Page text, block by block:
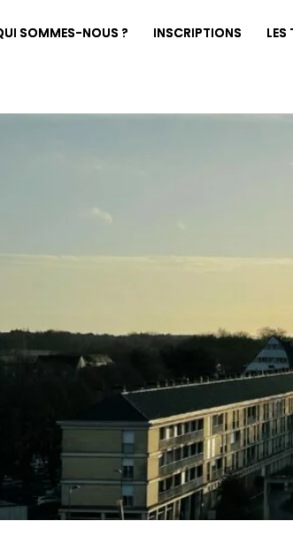
SOMMES-NOUS ? INSCRIPTIONS LES